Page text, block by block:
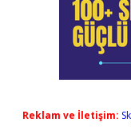
Reklam ve İletişim: